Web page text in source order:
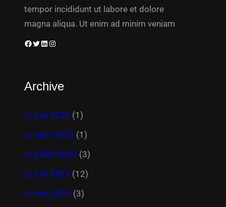
tempor incididunt ut labore et dolore
magna aliqua. Ut enim ad minim veniam
Facebook Twitter LinkedIn Instagram
Archive
juin 2025 (1)
août 2023 (1)
juillet 2023 (3)
juin 2023 (12)
mai 2023 (3)